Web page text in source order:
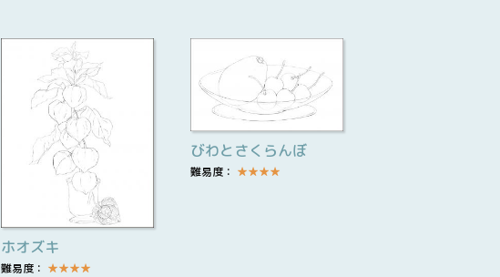
ホオズキ
難易度： ★★★★
びわとさくらんぼ
難易度： ★★★★